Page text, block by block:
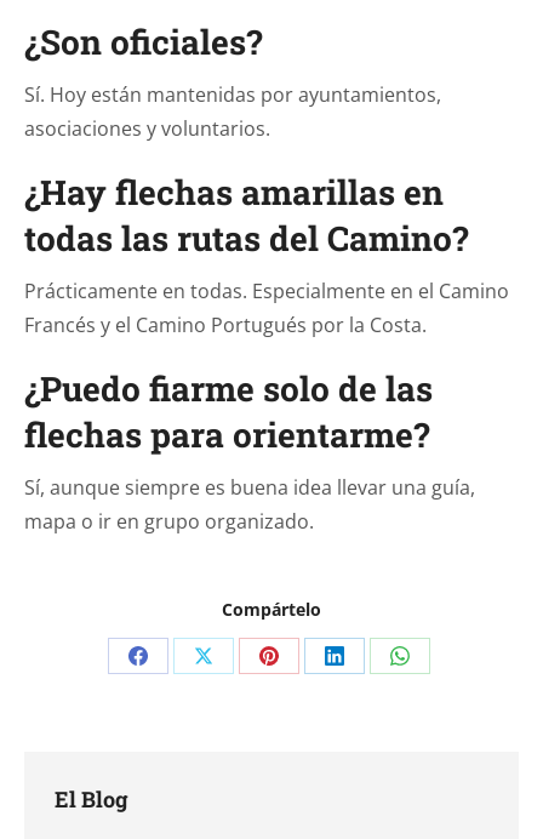
¿Son oficiales?
Sí. Hoy están mantenidas por ayuntamientos,
asociaciones y voluntarios.
¿Hay flechas amarillas en
todas las rutas del Camino?
Prácticamente en todas. Especialmente en el Camino
Francés y el Camino Portugués por la Costa.
¿Puedo fiarme solo de las
flechas para orientarme?
Sí, aunque siempre es buena idea llevar una guía,
mapa o ir en grupo organizado.
Compártelo
CompartirCompartirCompartirCompartirCompartir
El Blog